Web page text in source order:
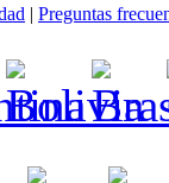
| Preguntas